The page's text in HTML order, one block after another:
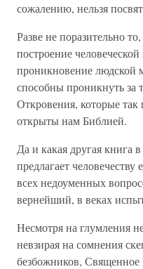
сожалению, нельзя
Разве не поразительно
построение
проникновение людской
способны проникнуть за
Откровения, которые так
открыты нам Библией.
Да и какая другая книга
предлагает
всех недоуменных
вернейший, в веках
Несмотря на глумления
невзирая на сомнения
безбожников,